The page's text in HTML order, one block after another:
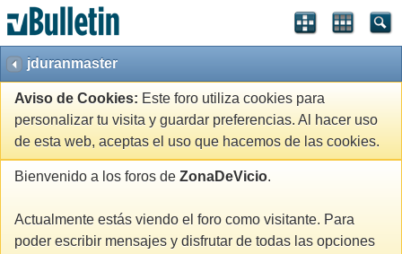
jduranmaster
Aviso de Cookies: Este foro utiliza cookies para
personalizar tu visita y guardar preferencias. Al hacer uso
de esta web, aceptas el uso que hacemos de las cookies.
Bienvenido a los foros de ZonaDeVicio.
Actualmente estás viendo el foro como visitante. Para
poder escribir mensajes y disfrutar de todas las opciones